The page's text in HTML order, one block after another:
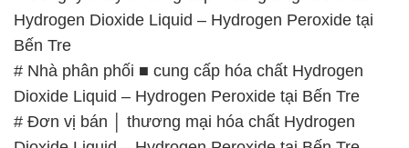
# Đơn vị bán │ thương mại hóa chất Hydrogen
Dioxide Liquid – Hydrogen Peroxide tại Bến Tre
# Thương mại ↔ cung cấp hóa chất Hydrogen
Dioxide Liquid – Hydrogen Peroxide tại Bến Tre
# Cty bán = thương mại hóa chất Hydrogen Dioxide
Liquid – Hydrogen Peroxide tại Bến Tre